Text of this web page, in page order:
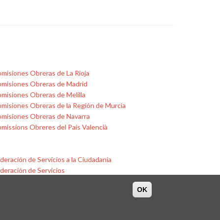
Obreras de La Rioja
Obreras de Madrid
Obreras de Melilla
Obreras de la Región de Murcia
Obreras de Navarra
Obreres del País Valencià
de Servicios a la Ciudadanía
de Servicios
OK